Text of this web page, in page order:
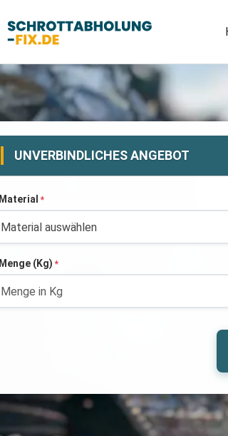
UNVERBINDLICHES ANGEBOT
Material *
Menge (Kg) *